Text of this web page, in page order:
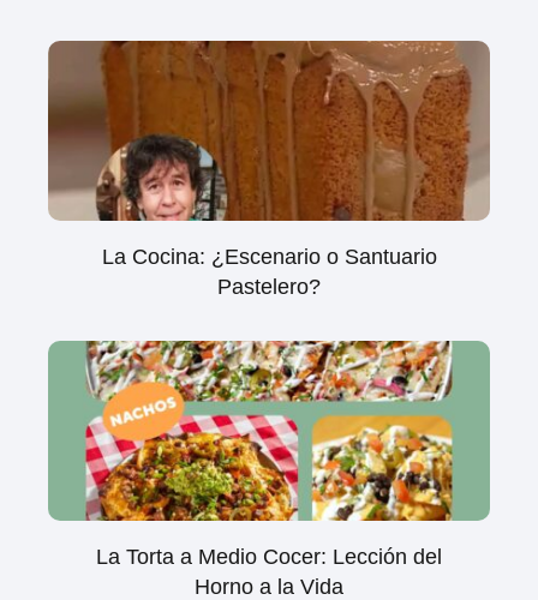
La Cocina: ¿Escenario o Santuario
Pastelero?
La Torta a Medio Cocer: Lección del
Horno a la Vida